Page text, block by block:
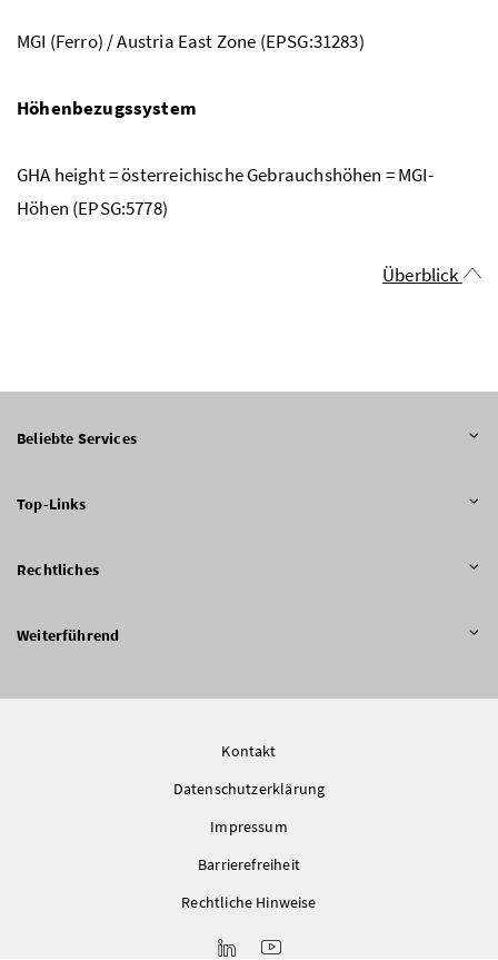
MGI (Ferro) / Austria East Zone (EPSG:31283)
Höhenbezugssystem
GHA height = österreichische Gebrauchshöhen = MGI-
Höhen (EPSG:5778)
Überblick
Beliebte Services
Top-Links
Rechtliches
Weiterführend
Kontakt
Datenschutzerklärung
Impressum
Barrierefreiheit
Rechtliche Hinweise
LinkedInYoutube